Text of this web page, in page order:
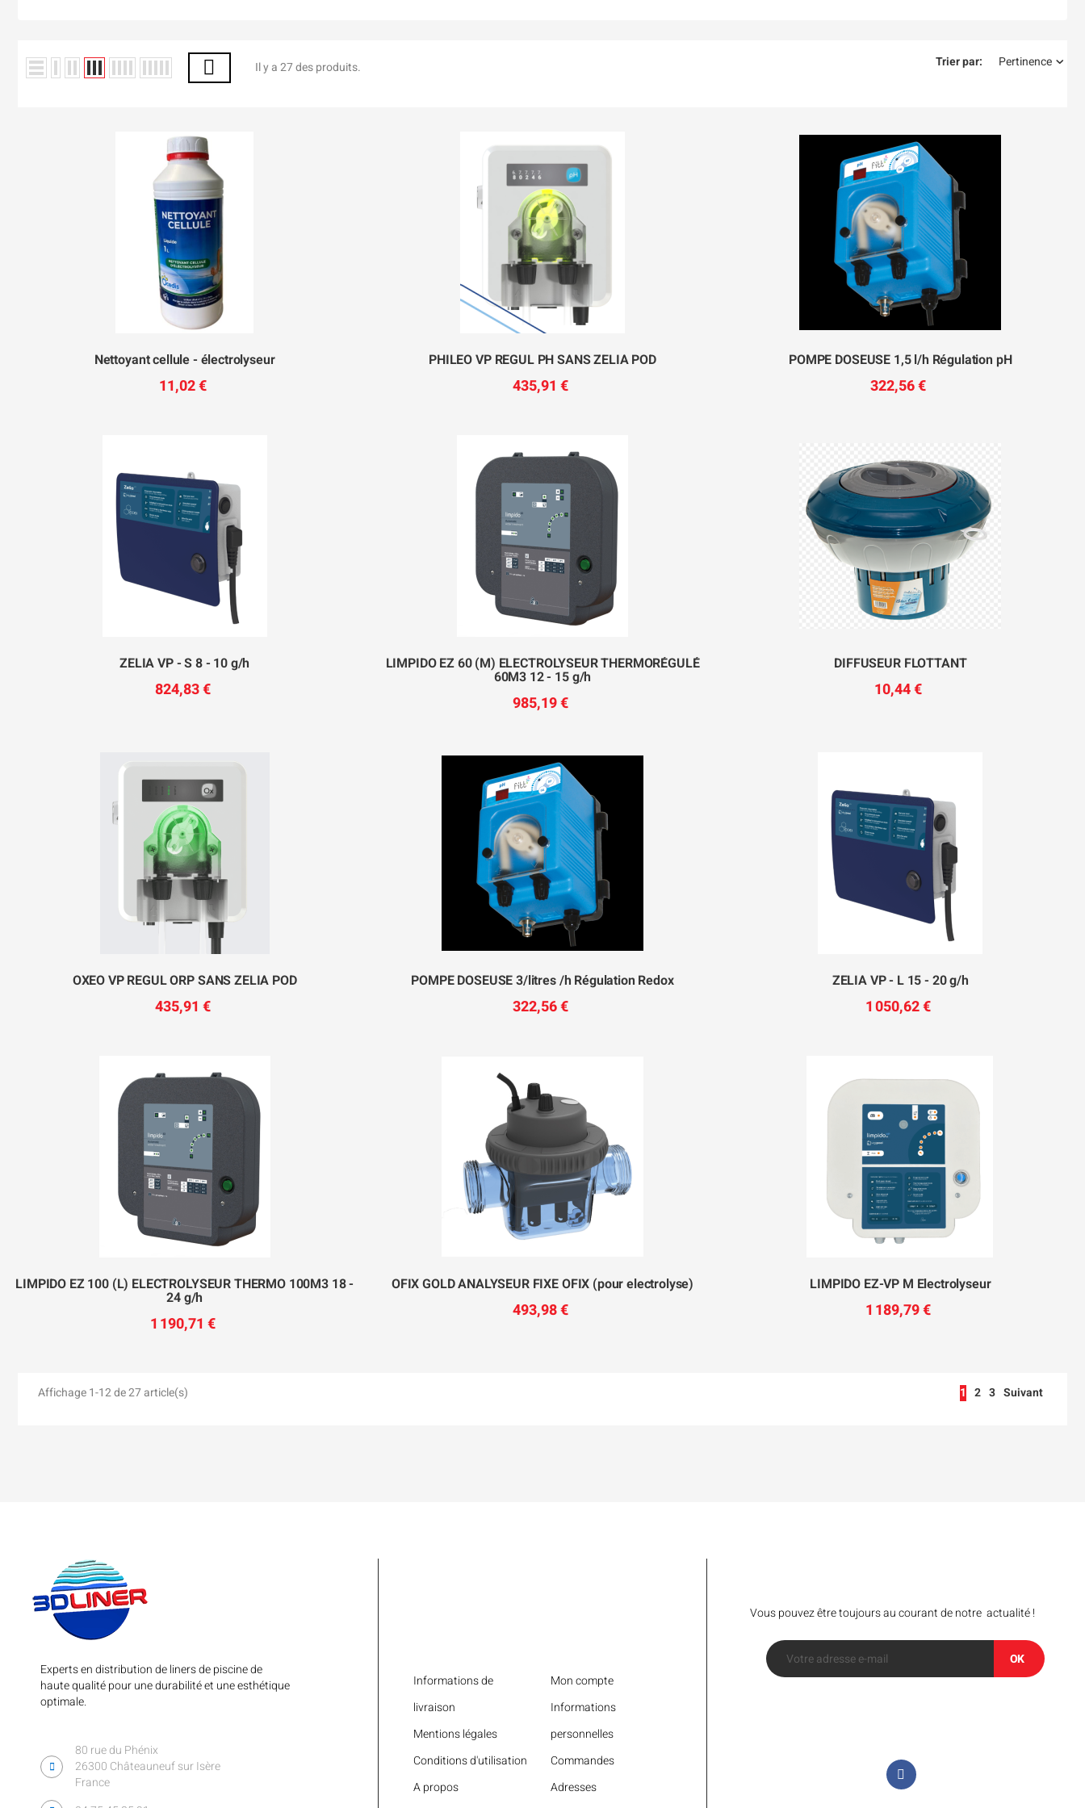
Il y a 27 des produits. Trier par: Pertinence
Nettoyant cellule - électrolyseur
11,02 €
PHILEO VP REGUL PH SANS ZELIA POD
435,91 €
POMPE DOSEUSE 1,5 l/h Régulation pH
322,56 €
ZELIA VP - S 8 - 10 g/h
824,83 €
LIMPIDO EZ 60 (M) ELECTROLYSEUR THERMORÉGULÉ
60M3 12 - 15 g/h
985,19 €
DIFFUSEUR FLOTTANT
10,44 €
OXEO VP REGUL ORP SANS ZELIA POD
435,91 €
POMPE DOSEUSE 3/litres /h Régulation Redox
322,56 €
ZELIA VP - L 15 - 20 g/h
1 050,62 €
LIMPIDO EZ 100 (L) ELECTROLYSEUR THERMO 100M3 18 -
24 g/h
1 190,71 €
OFIX GOLD ANALYSEUR FIXE OFIX (pour electrolyse)
493,98 €
LIMPIDO EZ-VP M Electrolyseur
1 189,79 €
Affichage 1-12 de 27 article(s) 1 2 3 Suivant
Experts en distribution de liners de piscine de
haute qualité pour une durabilité et une esthétique
optimale.
80 rue du Phénix
26300 Châteauneuf sur Isère
France
Informations de
livraison
Mentions légales
Conditions d'utilisation
A propos
Mon compte
Informations
personnelles
Commandes
Adresses
Vous pouvez être toujours au courant de notre actualité !
OK